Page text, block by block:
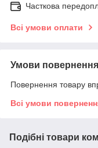
Часткова
Всі умови оплати
Умови повернення
Повернення товару
Всі умови
Подібні товари